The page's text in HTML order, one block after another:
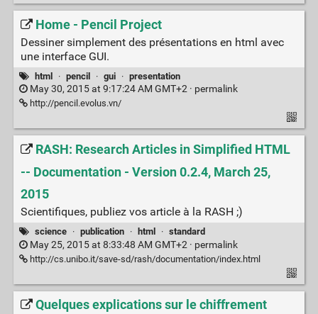
Home - Pencil Project
Dessiner simplement des présentations en html avec
une interface GUI.
html · pencil · gui · presentation
May 30, 2015 at 9:17:24 AM GMT+2 · permalink
http://pencil.evolus.vn/
RASH: Research Articles in Simplified HTML
-- Documentation - Version 0.2.4, March 25,
2015
Scientifiques, publiez vos article à la RASH ;)
science · publication · html · standard
May 25, 2015 at 8:33:48 AM GMT+2 · permalink
http://cs.unibo.it/save-sd/rash/documentation/index.html
Quelques explications sur le chiffrement